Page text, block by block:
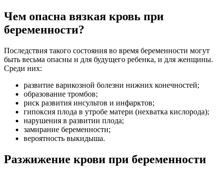
Чем опасна вязкая кровь при
беременности?
Последствия такого состояния во время беременности могут
быть весьма опасны и для будущего ребенка, и для женщины.
Среди них:
развитие варикозной болезни нижних конечностей;
образование тромбов;
риск развития инсультов и инфарктов;
гипоксия плода в утробе матери (нехватка кислорода);
нарушения в развитии плода;
замирание беременности;
вероятность выкидыша.
Разжижение крови при беременности